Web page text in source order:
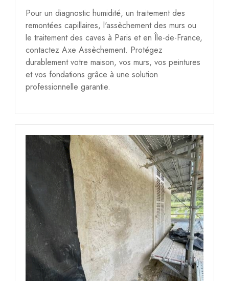
Pour un diagnostic humidité, un traitement des
remontées capillaires, l'assèchement des murs ou
le traitement des caves à Paris et en Île-de-France,
contactez Axe Assèchement. Protégez
durablement votre maison, vos murs, vos peintures
et vos fondations grâce à une solution
professionnelle garantie.